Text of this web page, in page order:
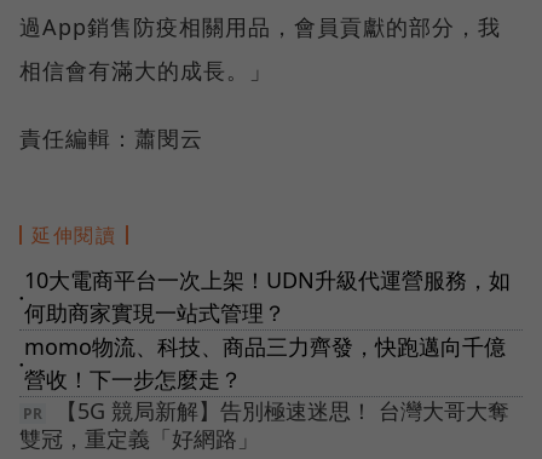
過App銷售防疫相關用品，會員貢獻的部分，我
相信會有滿大的成長。」
責任編輯：蕭閔云
延伸閱讀
●
10大電商平台一次上架！UDN升級代運營服務，如
何助商家實現一站式管理？
●
momo物流、科技、商品三力齊發，快跑邁向千億
營收！下一步怎麼走？
【5G 競局新解】告別極速迷思！ 台灣大哥大奪
雙冠，重定義「好網路」